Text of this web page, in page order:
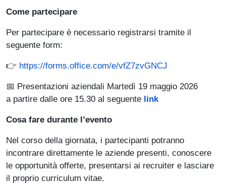
Come partecipare
Per partecipare è necessario registrarsi tramite il
seguente form:
👉 https://forms.office.com/e/vfZ7zvGNCJ
📅 Presentazioni aziendali Martedì 19 maggio 2026
a partire dalle ore 15.30 al seguente link(link is external)
Cosa fare durante l’evento
Nel corso della giornata, i partecipanti potranno
incontrare direttamente le aziende presenti, conoscere
le opportunità offerte, presentarsi ai recruiter e lasciare
il proprio curriculum vitae.